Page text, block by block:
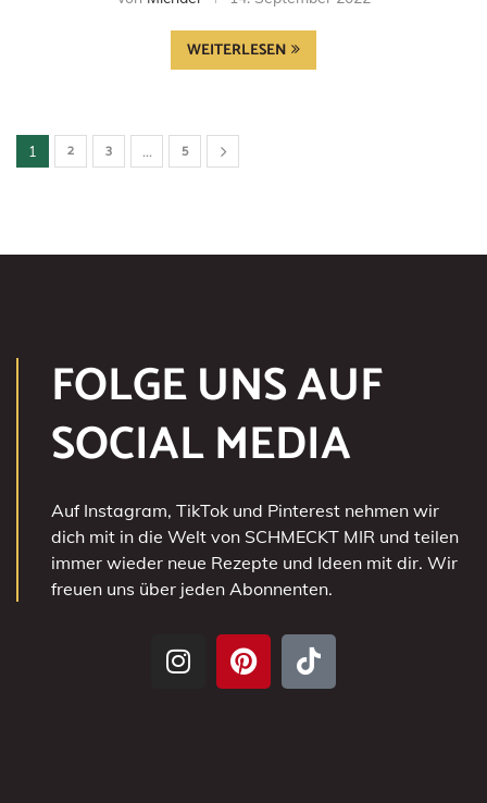
WEITERLESEN
1 2 3 … 5
FOLGE UNS AUF
SOCIAL MEDIA
Auf Instagram, TikTok und Pinterest nehmen wir
dich mit in die Welt von SCHMECKT MIR und teilen
immer wieder neue Rezepte und Ideen mit dir. Wir
freuen uns über jeden Abonnenten.